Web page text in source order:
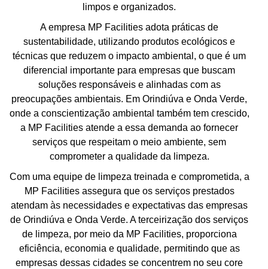
limpos e organizados.
A empresa MP Facilities adota práticas de
sustentabilidade, utilizando produtos ecológicos e
técnicas que reduzem o impacto ambiental, o que é um
diferencial importante para empresas que buscam
soluções responsáveis e alinhadas com as
preocupações ambientais. Em Orindiúva e Onda Verde,
onde a conscientização ambiental também tem crescido,
a MP Facilities atende a essa demanda ao fornecer
serviços que respeitam o meio ambiente, sem
comprometer a qualidade da limpeza.
Com uma equipe de limpeza treinada e comprometida, a
MP Facilities assegura que os serviços prestados
atendam às necessidades e expectativas das empresas
de Orindiúva e Onda Verde. A terceirização dos serviços
de limpeza, por meio da MP Facilities, proporciona
eficiência, economia e qualidade, permitindo que as
empresas dessas cidades se concentrem no seu core